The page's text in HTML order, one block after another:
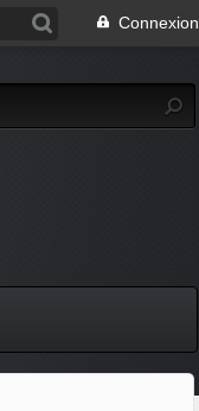
Connexion